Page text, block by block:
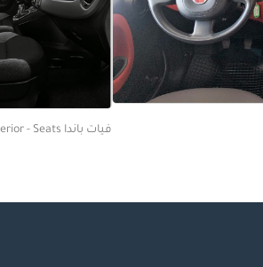
فيات باندا interior - Seats